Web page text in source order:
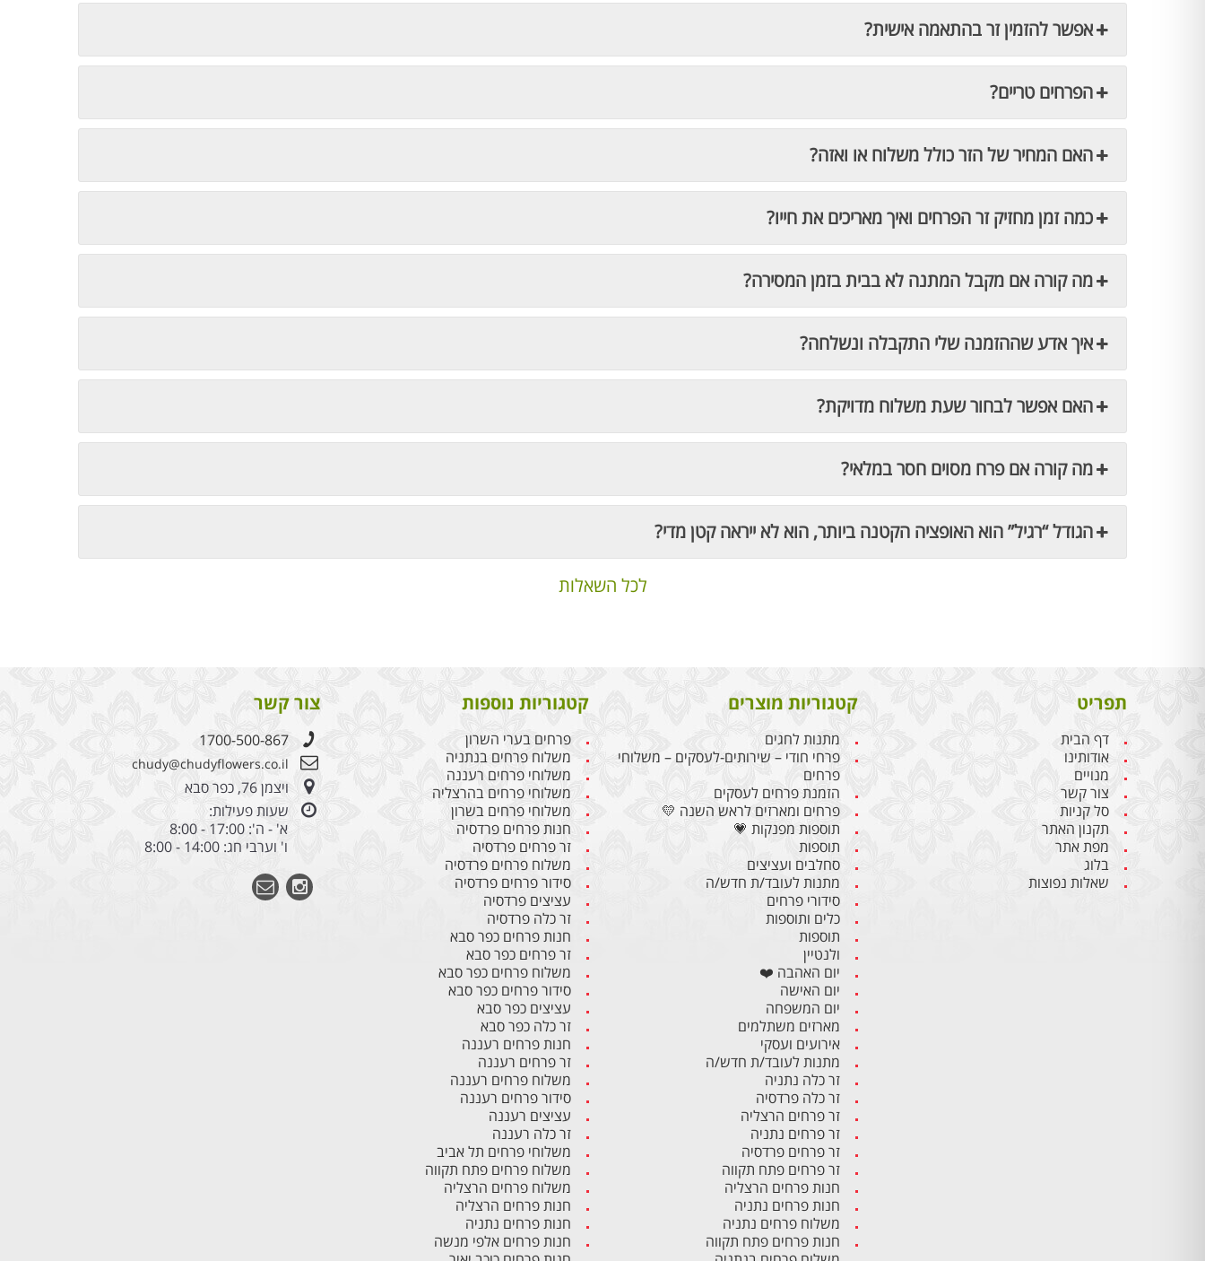
אפשר להזמין זר בהתאמה אישית?
הפרחים טריים?
האם המחיר של הזר כולל משלוח או ואזה?
כמה זמן מחזיק זר הפרחים ואיך מאריכים את חייו?
מה קורה אם מקבל המתנה לא בבית בזמן המסירה?
איך אדע שההזמנה שלי התקבלה ונשלחה?
האם אפשר לבחור שעת משלוח מדויקת?
מה קורה אם פרח מסוים חסר במלאי?
הגודל “רגיל” הוא האופציה הקטנה ביותר, הוא לא ייראה קטן מדי?
לכל השאלות
תפריט
דף הבית
אודותינו
מנויים
צור קשר
סל קניות
תקנון האתר
מפת אתר
בלוג
שאלות נפוצות
קטגוריות מוצרים
מתנות לחגים
פרחי חודי – שירותים-לעסקים – משלוחי
פרחים
הזמנת פרחים לעסקים
פרחים ומארזים לראש השנה 💛
תוספות מפנקות 💗
תוספות
סחלבים ועציצים
מתנות לעובד/ת חדש/ה
סידורי פרחים
כלים ותוספות
תוספות
ולנטיין
יום האהבה ❤️
יום האישה
יום המשפחה
מארזים משתלמים
אירועים ועסקי
מתנות לעובד/ת חדש/ה
זר כלה נתניה
זר כלה פרדסיה
זר פרחים הרצליה
זר פרחים נתניה
זר פרחים פרדסיה
זר פרחים פתח תקווה
חנות פרחים הרצליה
חנות פרחים נתניה
משלוח פרחים נתניה
חנות פרחים פתח תקווה
קטגוריות נוספות
פרחים בערי השרון
משלוח פרחים בנתניה
משלוחי פרחים רעננה
משלוחי פרחים בהרצליה
משלוחי פרחים בשרון
חנות פרחים פרדסיה
זר פרחים פרדסיה
משלוח פרחים פרדסיה
סידור פרחים פרדסיה
עציצים פרדסיה
זר כלה פרדסיה
חנות פרחים כפר סבא
זר פרחים כפר סבא
משלוח פרחים כפר סבא
סידור פרחים כפר סבא
עציצים כפר סבא
זר כלה כפר סבא
חנות פרחים רעננה
זר פרחים רעננה
משלוח פרחים רעננה
סידור פרחים רעננה
עציצים רעננה
זר כלה רעננה
משלוחי פרחים תל אביב
משלוח פרחים פתח תקווה
משלוח פרחים הרצליה
חנות פרחים הרצליה
חנות פרחים נתניה
חנות פרחים אלפי מנשה
צור קשר
1700-500-867
chudy@chudyflowers.co.il
ויצמן 76, כפר סבא
שעות פעילות:
א' - ה': 17:00 - 8:00
ו' וערבי חג: 14:00 - 8:00